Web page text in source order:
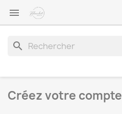

search
Créez votre compte